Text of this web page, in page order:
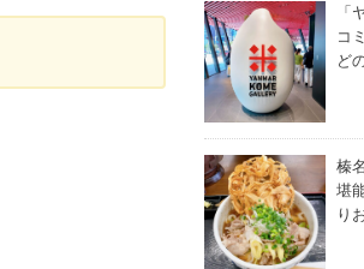
「
コ
ど
榛
堪
り